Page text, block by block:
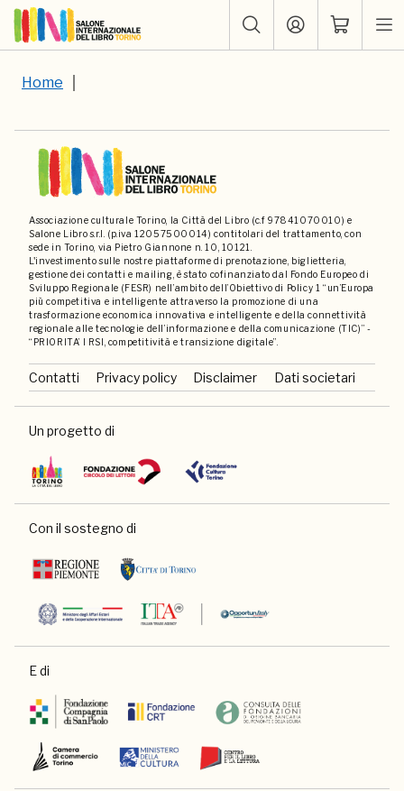
Home
Associazione culturale Torino, la Città del Libro (c.f 97841070010) e
Salone Libro s.r.l. (p.iva 12057500014) contitolari del trattamento, con
sede in Torino, via Pietro Giannone n. 10, 10121.
L'investimento sulle nostre piattaforme di prenotazione, biglietteria,
gestione dei contatti e mailing, è stato cofinanziato dal Fondo Europeo di
Sviluppo Regionale (FESR) nell’ambito dell’Obiettivo di Policy 1 “un’Europa
più competitiva e intelligente attraverso la promozione di una
trasformazione economica innovativa e intelligente e della connettività
regionale alle tecnologie dell’informazione e della comunicazione (TIC)” -
“PRIORITA’ I RSI, competitività e transizione digitale”.
Contatti Privacy policy Disclaimer Dati societari
Un progetto di
Con il sostegno di
E di